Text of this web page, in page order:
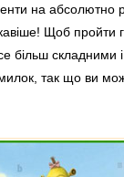
на абсолютно
Щоб пройти
більш
так що ви